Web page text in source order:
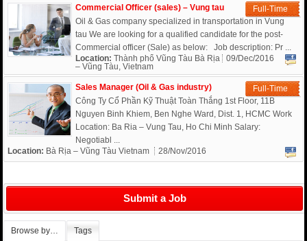
Commercial Officer (sales) – Vung tau
Full-Time
Oil & Gas company specialized in transportation in Vung
tau We are looking for a qualified candidate for the post-
Commercial officer (Sale) as below: Job description: Pr ...
Location:Thành phố Vũng Tàu Bà Rịa
– Vũng Tàu, Vietnam
09/Dec/2016
Sales Manager (Oil & Gas industry)
Full-Time
Công Ty Cổ Phần Kỹ Thuật Toàn Thắng 1st Floor, 11B
Nguyen Binh Khiem, Ben Nghe Ward, Dist. 1, HCMC Work
Location: Ba Ria – Vung Tau, Ho Chi Minh Salary:
Negotiabl ...
Location: Bà Rịa – Vũng Tàu Vietnam 28/Nov/2016
Submit a Job
Browse by… Tags